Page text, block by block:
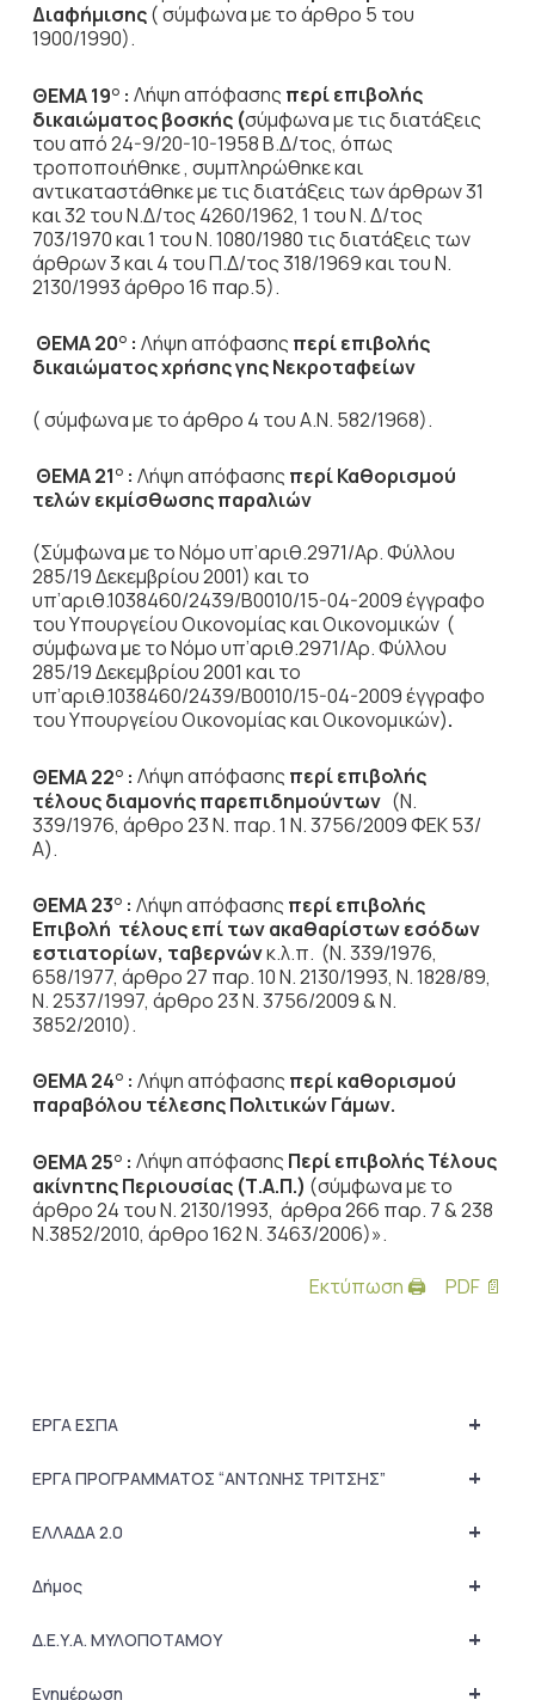
Διαφήμισης( σύμφωνα με το άρθρο 5 του
1900/1990).
ΘΕΜΑ 19Ο: Λήψη απόφασης περί επιβολής
δικαιώματος βοσκής (σύμφωνα με τις διατάξεις
του από 24-9/20-10-1958 Β.Δ/τος, όπως
τροποποιήθηκε , συμπληρώθηκε και
αντικαταστάθηκε με τις διατάξεις των άρθρων 31
και 32 του Ν.Δ/τος 4260/1962, 1 του Ν. Δ/τος
703/1970 και 1 του Ν. 1080/1980 τις διατάξεις των
άρθρων 3 και 4 του Π.Δ/τος 318/1969 και του Ν.
2130/1993 άρθρο 16 παρ.5).
ΘΕΜΑ 20Ο: Λήψη απόφασης περί επιβολής
δικαιώματος χρήσης γης Νεκροταφείων
( σύμφωνα με το άρθρο 4 του Α.Ν. 582/1968).
ΘΕΜΑ 21 Ο: Λήψη απόφασης περίΚαθορισμού
τελών εκμίσθωσης παραλιών
(Σύμφωνα με το Νόμο υπ’αριθ.2971/Αρ. Φύλλου
285/19 Δεκεμβρίου 2001) και το
υπ’αριθ.1038460/2439/Β0010/15-04-2009 έγγραφο
του Υπουργείου Οικονομίας και Οικονομικών (
σύμφωνα με το Νόμο υπ’αριθ.2971/Αρ. Φύλλου
285/19 Δεκεμβρίου 2001 και το
υπ’αριθ.1038460/2439/Β0010/15-04-2009 έγγραφο
του Υπουργείου Οικονομίας και Οικονομικών).
ΘΕΜΑ 22Ο: Λήψη απόφασης περίεπιβολής
τέλους διαμονής παρεπιδημούντων(Ν.
339/1976, άρθρο 23 Ν. παρ. 1 Ν. 3756/2009 ΦΕΚ 53/
Α).
ΘΕΜΑ 23Ο: Λήψη απόφασης περί επιβολής
Επιβολή τέλους επί των ακαθαρίστων εσόδων
εστιατορίων, ταβερνώνκ.λ.π. (Ν. 339/1976,
658/1977, άρθρο 27 παρ. 10 Ν. 2130/1993, Ν. 1828/89,
Ν. 2537/1997, άρθρο 23 Ν. 3756/2009 & Ν.
3852/2010).
ΘΕΜΑ 24Ο: Λήψη απόφασης περί καθορισμού
παραβόλου τέλεσης Πολιτικών Γάμων.
ΘΕΜΑ 25Ο: Λήψη απόφασης Περί επιβολής Τέλους
ακίνητης Περιουσίας (Τ.Α.Π.) (σύμφωνα με το
άρθρο 24 του Ν. 2130/1993, άρθρα 266 παρ. 7 & 238
Ν.3852/2010, άρθρο 162 Ν. 3463/2006)».
Εκτύπωση 🖨
PDF 📄
+
ΕΡΓΑ ΕΣΠΑ
+
ΕΡΓΑ ΠΡΟΓΡΑΜΜΑΤΟΣ “ΑΝΤΩΝΗΣ ΤΡΙΤΣΗΣ”
+
ΕΛΛΑΔΑ 2.0
+
Δήμος
+
Δ.Ε.Υ.Α. ΜΥΛΟΠΟΤΑΜΟΥ
+
Ενημέρωση